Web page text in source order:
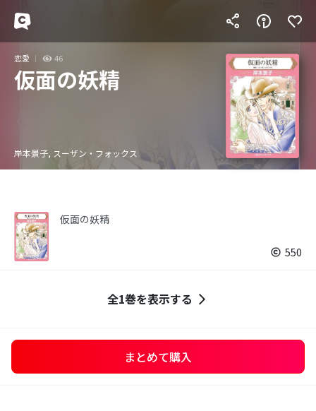
恋愛 46
仮面の妖精
岸本景子, スーザン・フォックス
仮面の妖精
550
全1巻を表示する
まとめて購入